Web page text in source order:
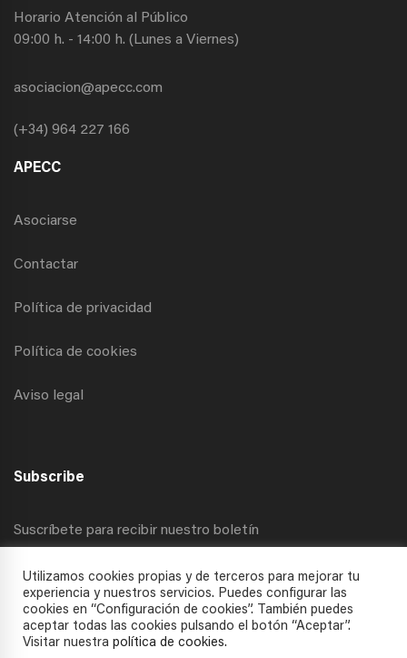
Horario Atención al Público
09:00 h. - 14:00 h. (Lunes a Viernes)
asociacion@apecc.com
(+34) 964 227 166
APECC
Asociarse
Contactar
Política de privacidad
Política de cookies
Aviso legal
Subscribe
Suscríbete para recibir nuestro boletín
Utilizamos cookies propias y de terceros para mejorar tu
experiencia y nuestros servicios. Puedes configurar las
cookies en “Configuración de cookies”. También puedes
aceptar todas las cookies pulsando el botón “Aceptar”.
Visitar nuestra política de cookies.